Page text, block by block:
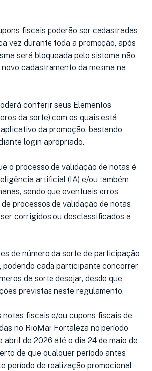
fiscais poderão ser cadastradas
vez durante toda a promoção, após
será bloqueada pelo sistema não
cadastramento da mesma na
conferir seus Elementos
da sorte) com os quais está
da promoção, bastando
login apropriado.
o processo de validação de notas é
artificial (IA) e/ou também
sendo que eventuais erros
processos de validação de notas
corrigidos ou desclassificados a
de número da sorte de participação
podendo cada participante concorrer
da sorte desejar, desde que
previstas neste regulamento.
notas fiscais e/ou cupons fiscais de
no RioMar Fortaleza no período
abril de 2026 até o dia 24 de maio de
de que qualquer período antes
período de realização promocional